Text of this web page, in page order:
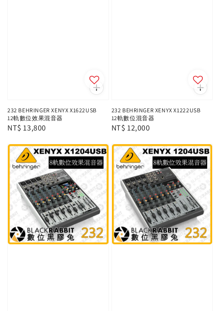
232 BEHRINGER XENYX X1622USB
12軌數位效果混音器
Regular
NT$ 13,800
232 BEHRINGER XENYX X1222USB
12軌數位混音器
Regular
NT$ 12,000